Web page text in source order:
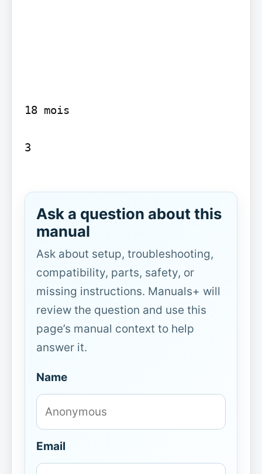
18 mois
3
Ask a question about this
manual
Ask about setup, troubleshooting,
compatibility, parts, safety, or
missing instructions. Manuals+ will
review the question and use this
page’s manual context to help
answer it.
Name
Email